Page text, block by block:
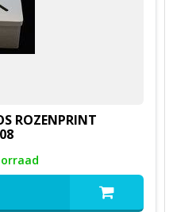
ROZENPRINT